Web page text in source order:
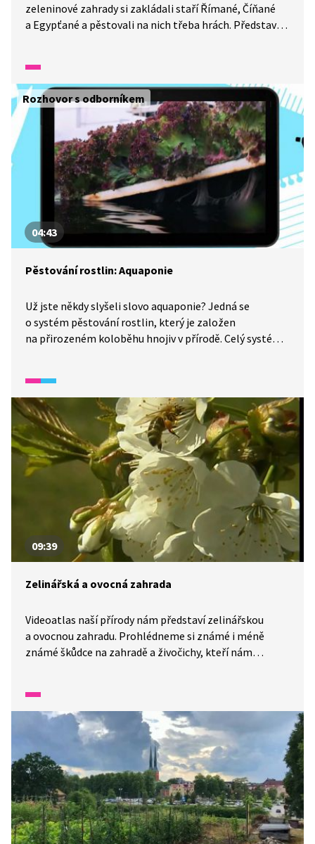
zeleninové zahrady si zakládali staří Římané, Číňané
a Egypťané a pěstovali na nich třeba hrách. Představte
zeleninové hranolky. Můžeme si usmažit hranolky
z mrkve, celeru, řepy i batátu. K tomu si dáme třeba
zdravou omáčku neboli dip ze zakysané smetany,
pažitky a česneku. Mňam!
Rozhovor s odborníkem
04:43
Pěstování rostlin: Aquaponie
Už jste někdy slyšeli slovo aquaponie? Jedná se
o systém pěstování rostlin, který je založen
na přirozeném koloběhu hnojiv v přírodě. Celý systém
o tom povíme s podnikatelem Filipem Fajkusem, který
vlastní jednu z aquaponických farem na území ČR.
09:39
Zelinářská a ovocná zahrada
Videoatlas naší přírody nám představí zelinářskou
a ovocnou zahradu. Prohlédneme si známé i méně
známé škůdce na zahradě a živočichy, kteří nám